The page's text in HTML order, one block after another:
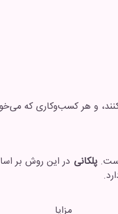
و هر کسب‌وکاری که
است.پلکانی
مزایا